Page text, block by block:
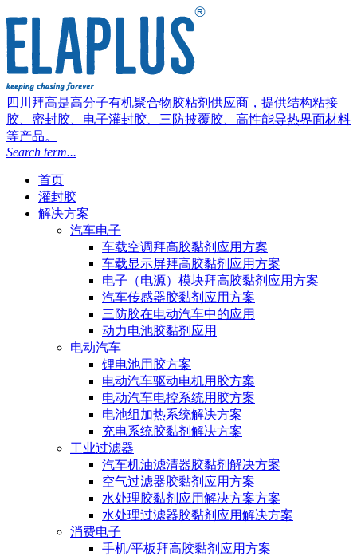
四川拜高是高分子有机聚合物胶粘剂供应商，提供结构粘接
胶、密封胶、电子灌封胶、三防披覆胶、高性能导热界面材料
等产品。
Search term...
首页
灌封胶
解决方案
汽车电子
车载空调拜高胶黏剂应用方案
车载显示屏拜高胶黏剂应用方案
电子（电源）模块拜高胶黏剂应用方案
汽车传感器胶黏剂应用方案
三防胶在电动汽车中的应用
动力电池胶黏剂应用
电动汽车
锂电池用胶方案
电动汽车驱动电机用胶方案
电动汽车电控系统用胶方案
电池组加热系统解决方案
充电系统胶黏剂解决方案
工业过滤器
汽车机油滤清器胶黏剂解决方案
空气过滤器胶黏剂应用方案
水处理胶黏剂应用解决方案方案
水处理过滤器胶黏剂应用解决方案
消费电子
手机/平板拜高胶黏剂应用方案